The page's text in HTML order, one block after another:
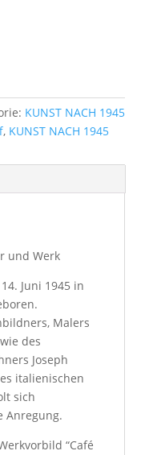
KUNST NACH 1945
, KUNST NACH 1945
und Werk
Juni 1945 in
Malers
des
Joseph
italienischen
sich
Anregung.
“Café